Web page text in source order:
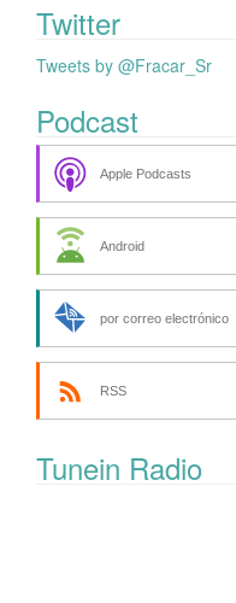
Twitter
Tweets by @Fracar_Sr
Podcast
Apple Podcasts
Android
por correo electrónico
RSS
Tunein Radio